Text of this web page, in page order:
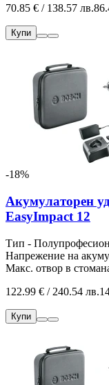
70.85 € / 138.57 лв.
Купи
-18%
Акумулаторен
EasyImpact 12
Тип -
Напрежение на
Макс. отвор в
122.99 € / 240.54 лв.
Купи